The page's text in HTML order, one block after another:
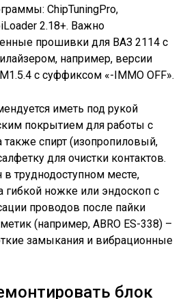
ChipTuningPro,
2.18+. Важно
прошивки для ВАЗ 2114 с
например, версии
с суффиксом «-IMMO OFF».
иметь под рукой
покрытием для работы с
спирт (изопропиловый,
для очистки контактов.
труднодоступном месте,
гибкой ножке или эндоскоп с
проводов после пайки
(например, ABRO ES-338) –
замыкания и вибрационные
блок